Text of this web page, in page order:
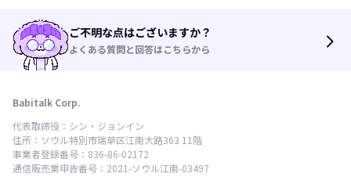
ご不明な点はございますか？
よくある質問と回答はこちらから arrow_forward_ios
Babitalk Corp.
代表取締役：シン・ジョンイン
住所：ソウル特別市瑞草区江南大路363 11階
事業者登録番号：836-86-02172
通信販売業申告番号：2021-ソウル江南-03497